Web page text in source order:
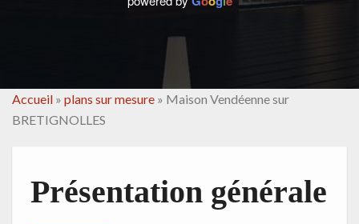
Accueil » plans sur mesure » Maison Vendéenne sur
BRETIGNOLLES
Présentation générale